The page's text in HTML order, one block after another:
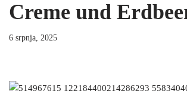
Creme und
6 srpnja, 2025